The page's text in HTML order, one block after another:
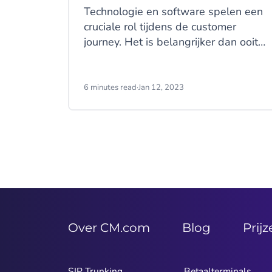
Technologie en software spelen een
cruciale rol tijdens de customer
journey. Het is belangrijker dan ooit
verwachtingen te kunnen voldoen. Is
6 minutes read·Jan 12, 2023
Over CM.com Blog